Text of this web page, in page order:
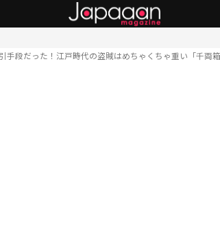
手段だった！江戸時代の盗賊はめちゃくちゃ重い「千両